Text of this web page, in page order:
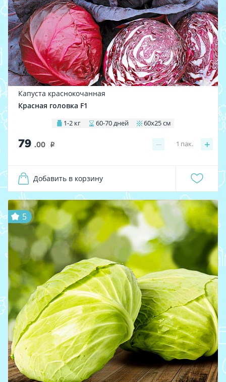
Капуста краснокочанная
Красная головка F1
1-2 кг 60-70 дней 60х25 см
79 .00 i − +
1 пак.
Добавить в корзину
5